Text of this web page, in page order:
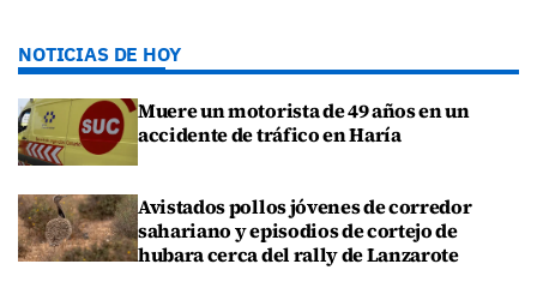
NOTICIAS DE HOY
Muere un motorista de 49 años en un
accidente de tráfico en Haría
Avistados pollos jóvenes de corredor
sahariano y episodios de cortejo de
hubara cerca del rally de Lanzarote